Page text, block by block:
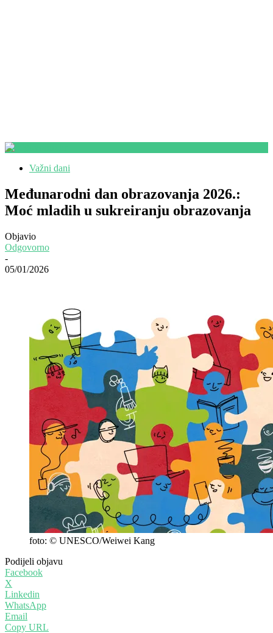
Važni dani
Međunarodni dan obrazovanja 2026.:
Moć mladih u sukreiranju obrazovanja
Objavio
Odgovorno
-
05/01/2026
foto: © UNESCO/Weiwei Kang
Podijeli objavu
Facebook
X
Linkedin
WhatsApp
Email
Copy URL